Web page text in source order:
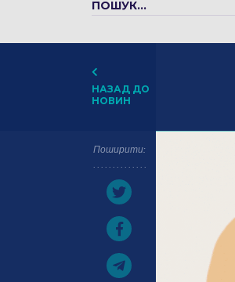
НАЗАД ДО
НОВИН
Поширити: